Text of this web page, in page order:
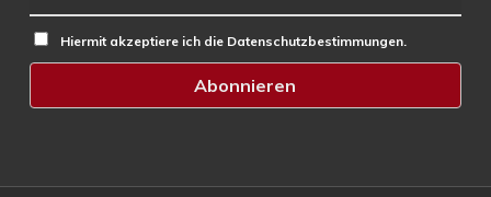
Hiermit akzeptiere ich die Datenschutzbestimmungen.